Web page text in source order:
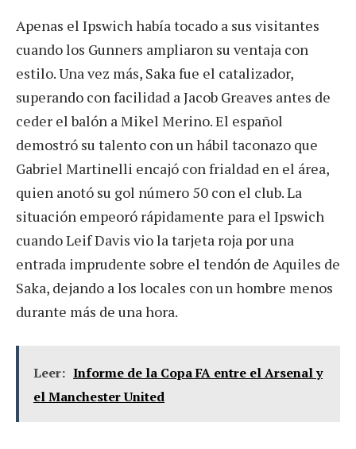
Apenas el Ipswich había tocado a sus visitantes
cuando los Gunners ampliaron su ventaja con
estilo. Una vez más, Saka fue el catalizador,
superando con facilidad a Jacob Greaves antes de
ceder el balón a Mikel Merino. El español
demostró su talento con un hábil taconazo que
Gabriel Martinelli encajó con frialdad en el área,
quien anotó su gol número 50 con el club. La
situación empeoró rápidamente para el Ipswich
cuando Leif Davis vio la tarjeta roja por una
entrada imprudente sobre el tendón de Aquiles de
Saka, dejando a los locales con un hombre menos
durante más de una hora.
Leer: Informe de la Copa FA entre el Arsenal y
el Manchester United